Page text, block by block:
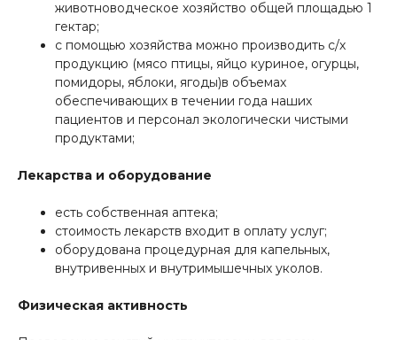
животноводческое хозяйство общей площадью 1
гектар;
с помощью хозяйства можно производить с/х
продукцию (мясо птицы, яйцо куриное, огурцы,
помидоры, яблоки, ягоды)в объемах
обеспечивающих в течении года наших
пациентов и персонал экологически чистыми
продуктами;
Лекарства и оборудование
есть собственная аптека;
стоимость лекарств входит в оплату услуг;
оборудована процедурная для капельных,
внутривенных и внутримышечных уколов.
Физическая активность